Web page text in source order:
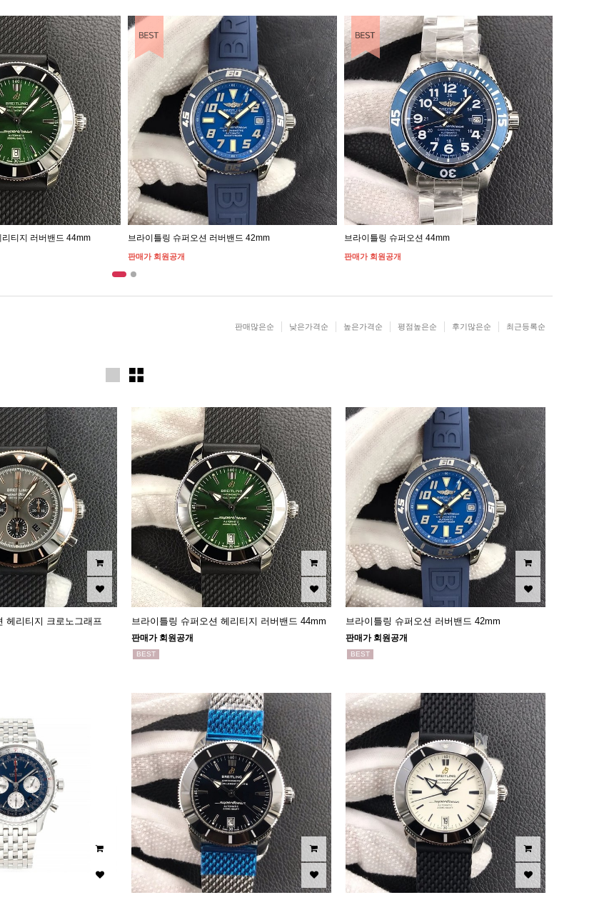
티지 러버밴드 44mm 브라이틀링 슈퍼오션 러버밴드 42mm
판매가 회원공개
브라이틀링 슈퍼오션 44mm
판매가 회원공개
BEST ITEM BEST ITEM BEST ITEM
판매많은순 낮은가격순 높은가격순 평점높은순 후기많은순 최근등록순
헤리티지 크로노그래프
브라이틀링 슈퍼오션 헤리티지 러버밴드 44mm
판매가 회원공개
BEST
브라이틀링 슈퍼오션 러버밴드 42mm
판매가 회원공개
BEST